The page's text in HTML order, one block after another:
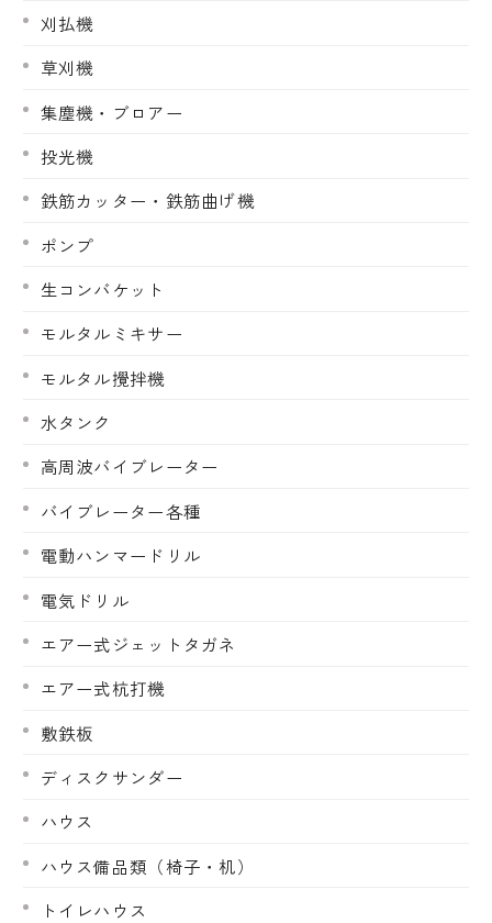
刈払機
草刈機
集塵機・ブロアー
投光機
鉄筋カッター・鉄筋曲げ機
ポンプ
生コンバケット
モルタルミキサー
モルタル攪拌機
水タンク
高周波バイブレーター
バイブレーター各種
電動ハンマードリル
電気ドリル
エアー式ジェットタガネ
エアー式杭打機
敷鉄板
ディスクサンダー
ハウス
ハウス備品類（椅子・机）
トイレハウス